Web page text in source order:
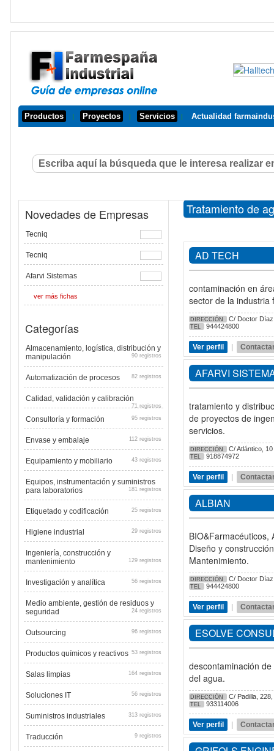
Productos | Proyectos | Servicios | Actualidad
Novedades de Empresas
Tecniq
Tecniq
Afarvi Sistemas
ver más fichas
Categorías
Almacenamiento, logística, distribución y
manipulación
90 registros
Automatización de procesos 82 registros
Calidad, validación y calibración
71 registros
Consultoría y formación 95 registros
Envase y embalaje 112 registros
Equipamiento y mobiliario 43 registros
Equipos, instrumentación y suministros
para laboratorios
181 registros
Etiquetado y codificación 25 registros
Higiene industrial 29 registros
Ingeniería, construcción y
mantenimiento
129 registros
Investigación y analítica 56 registros
Medio ambiente, gestión de residuos y
seguridad
24 registros
Outsourcing 96 registros
Productos químicos y reactivos 53 registros
Salas limpias 164 registros
Soluciones IT 56 registros
Suministros industriales 313 registros
Traducción 9 registros
Tratamiento de
AD TECH
contaminación en
sector de la industria
DIRECCIÓN C/ Doctor
TEL 944424800
Ver perfil
AFARVI
tratamiento y
de proyectos de
servicios.
DIRECCIÓN C/ Atlántico,
TEL 918874972
Ver perfil
ALBIAN
BIO&Farmacéuticos,
Diseño y
Mantenimiento.
DIRECCIÓN C/ Doctor
TEL 944424800
Ver perfil
ESOLVE
descontaminación
del agua.
DIRECCIÓN C/ Padilla,
TEL 933114006
Ver perfil